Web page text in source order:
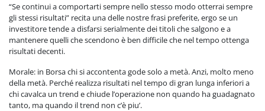
“Se continui a comportarti sempre nello stesso modo otterrai sempre
gli stessi risultati” recita una delle nostre frasi preferite, ergo se un
investitore tende a disfarsi serialmente dei titoli che salgono e a
mantenere quelli che scendono è ben difficile che nel tempo ottenga
risultati decenti.
Morale: in Borsa chi si accontenta gode solo a metà. Anzi, molto meno
della metà. Perché realizza risultati nel tempo di gran lunga inferiori a
chi cavalca un trend e chiude l’operazione non quando ha guadagnato
tanto, ma quando il trend non c’è piu’.